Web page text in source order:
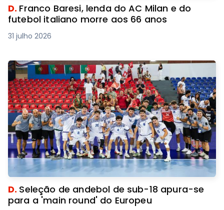
D. Franco Baresi, lenda do AC Milan e do
futebol italiano morre aos 66 anos
31 julho 2026
D. Seleção de andebol de sub-18 apura-se
para a 'main round' do Europeu